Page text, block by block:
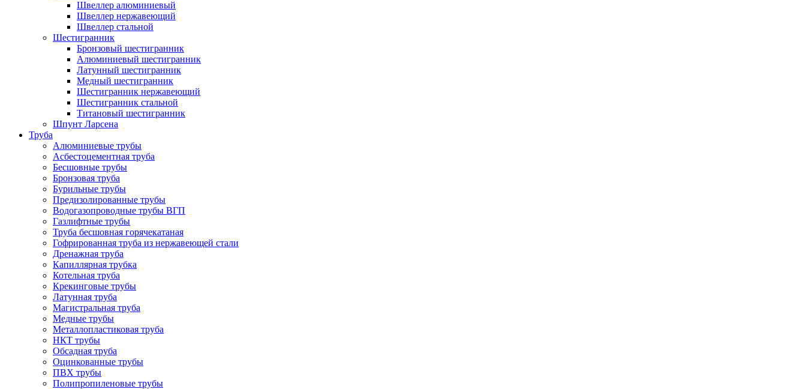
Швеллер алюминиевый
Швеллер нержавеющий
Швеллер стальной
Шестигранник
Бронзовый шестигранник
Алюминиевый шестигранник
Латунный шестигранник
Медный шестигранник
Шестигранник нержавеющий
Шестигранник стальной
Титановый шестигранник
Шпунт Ларсена
Труба
Алюминиевые трубы
Асбестоцементная труба
Бесшовные трубы
Бронзовая труба
Бурильные трубы
Предизолированные трубы
Водогазопроводные трубы ВГП
Газлифтные трубы
Труба бесшовная горячекатаная
Гофрированная труба из нержавеющей стали
Дренажная труба
Капиллярная трубка
Котельная труба
Крекинговые трубы
Латунная труба
Магистральная труба
Медные трубы
Металлопластиковая труба
НКТ трубы
Обсадная труба
Оцинкованные трубы
ПВХ трубы
Полипропиленовые трубы